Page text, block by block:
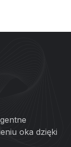
oka dzięki